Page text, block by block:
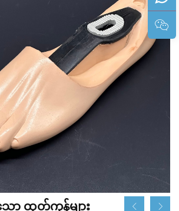
ော ထုတ်ကုန်များ